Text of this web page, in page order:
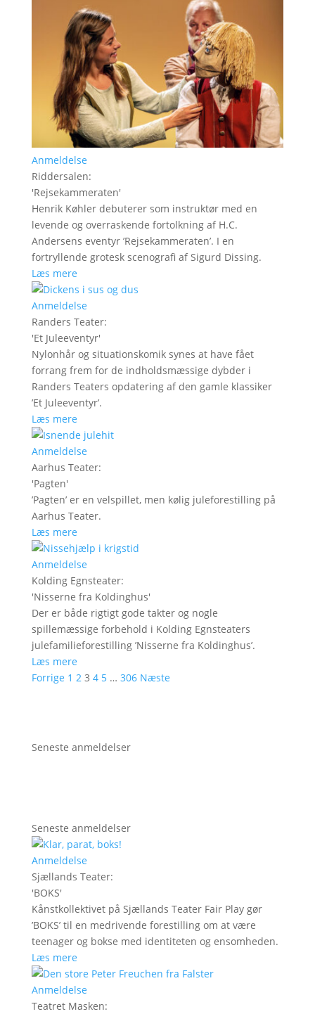
Anmeldelse
Riddersalen:
'Rejsekammeraten'
Henrik Køhler debuterer som instruktør med en
levende og overraskende fortolkning af H.C.
Andersens eventyr ’Rejsekammeraten’. I en
fortryllende grotesk scenografi af Sigurd Dissing.
Læs mere
Anmeldelse
Randers Teater:
'Et Juleeventyr'
Nylonhår og situationskomik synes at have fået
forrang frem for de indholdsmæssige dybder i
Randers Teaters opdatering af den gamle klassiker
’Et Juleeventyr’.
Læs mere
Anmeldelse
Aarhus Teater:
'Pagten'
’Pagten’ er en velspillet, men kølig juleforestilling på
Aarhus Teater.
Læs mere
Anmeldelse
Kolding Egnsteater:
'Nisserne fra Koldinghus'
Der er både rigtigt gode takter og nogle
spillemæssige forbehold i Kolding Egnsteaters
julefamilieforestilling ’Nisserne fra Koldinghus’.
Læs mere
Forrige 1 2 3 4 5 … 306 Næste
Seneste anmeldelser
Seneste anmeldelser
Anmeldelse
Sjællands Teater:
'BOKS'
Kånstkollektivet på Sjællands Teater Fair Play gør
’BOKS’ til en medrivende forestilling om at være
teenager og bokse med identiteten og ensomheden.
Læs mere
Anmeldelse
Teatret Masken: